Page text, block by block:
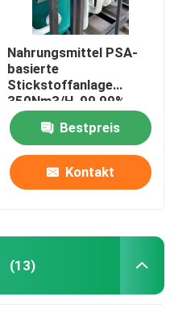
Nahrungsmittel PSA-
basierte
Stickstoffanlage
350Nm3/H, 99,99%
Reinheit
Bestpreis
Kontakt
(13)